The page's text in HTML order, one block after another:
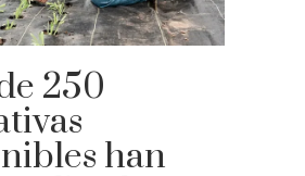
250
han